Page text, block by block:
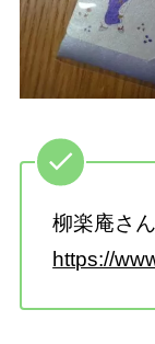
柳楽庵さ
https://